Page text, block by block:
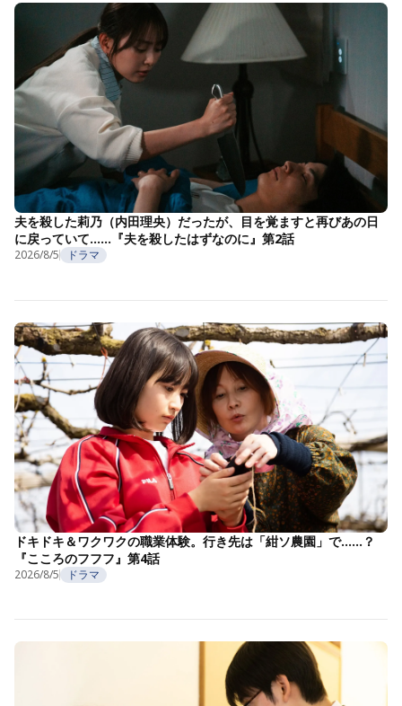
夫を殺した莉乃（内田理央）だったが、目を覚ますと再びあの日
に戻っていて……『夫を殺したはずなのに』第2話
2026/8/5 ドラマ
ドキドキ＆ワクワクの職業体験。行き先は「紺ソ農園」で……？
『こころのフフフ』第4話
2026/8/5 ドラマ